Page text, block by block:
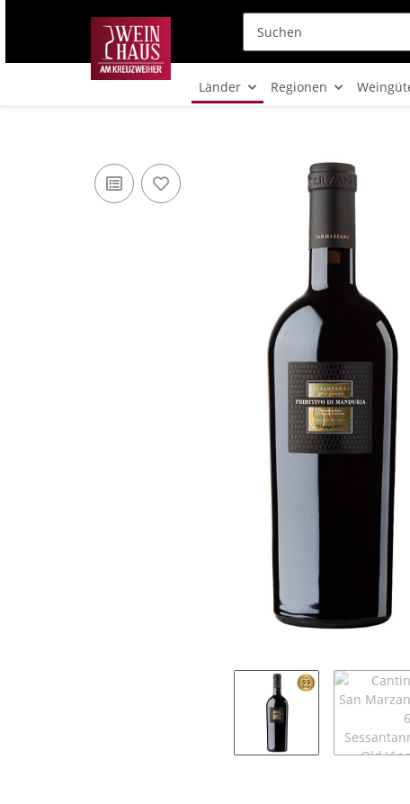
Länder Regionen